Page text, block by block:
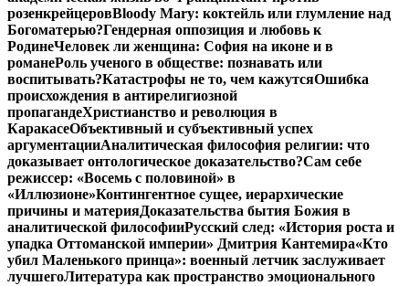
розенкрейцеровBloody Mary: коктейль или глумление над
Богоматерью?Гендерная оппозиция и любовь к
РодинеЧеловек ли женщина: София на иконе и в
романеРоль ученого в обществе: познавать или
воспитывать?Катастрофы не то, чем кажутсяОшибка
происхождения в антирелигиозной
пропагандеХристианство и революция в
КаракасеОбъективный и субъективный успех
аргументацииАналитическая философия религии: что
доказывает онтологическое доказательство?Сам себе
режиссер: «Восемь с половиной» в
«Иллюзионе»Контингентное сущее, иерархические
причины и материяДоказательства бытия Божия в
аналитической философииРусский след: «История роста и
упадка Оттоманской империи» Дмитрия Кантемира«Кто
убил Маленького принца»: военный летчик заслуживает
лучшегоЛитература как пространство эмоционального